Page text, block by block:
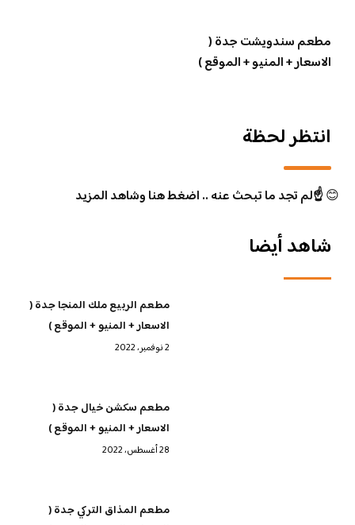
مطعم سندويشت جدة (
الاسعار + المنيو + الموقع )
انتظر لحظة
😊☝️لم تجد ما تبحث عنه .. اضغط هنا وشاهد المزيد
شاهد أيضا
مطعم الربيع ملك المنجا جدة (
الاسعار + المنيو + الموقع )
2 نوفمبر، 2022
مطعم سكشن خيال جدة (
الاسعار + المنيو + الموقع )
28 أغسطس، 2022
مطعم المذاق التركي جدة (